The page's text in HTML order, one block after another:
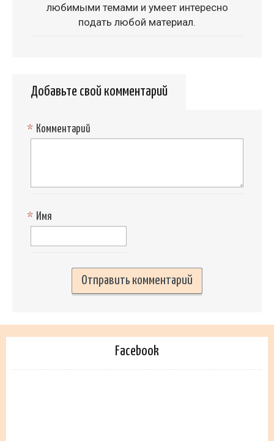
любимыми темами и умеет интересно
подать любой материал.
Добавьте свой комментарий
Комментарий
*
Имя
*
Facebook